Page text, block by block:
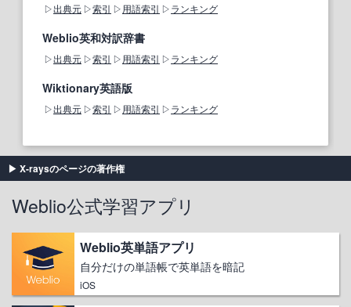
出典元 索引 用語索引 ランキング
Weblio英和対訳辞書
出典元 索引 用語索引 ランキング
Wiktionary英語版
出典元 索引 用語索引 ランキング
X-raysのページの著作権
Weblio公式学習アプリ
Weblio英単語アプリ
自分だけの単語帳で英単語を暗記
iOS